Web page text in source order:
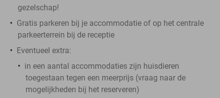
gezelschap!
Gratis parkeren bij je accommodatie of op het centrale
parkeerterrein bij de receptie
Eventueel extra:
in een aantal accommodaties zijn huisdieren
toegestaan tegen een meerprijs (vraag naar de
mogelijkheden bij het reserveren)